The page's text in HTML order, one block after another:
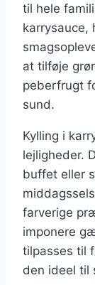
til hele
karrysauce,
at tilføje
peberfrugt
sund.
Kylling i
lejligheder.
buffet eller
farverige
imponere
tilpasses til
den ideel til